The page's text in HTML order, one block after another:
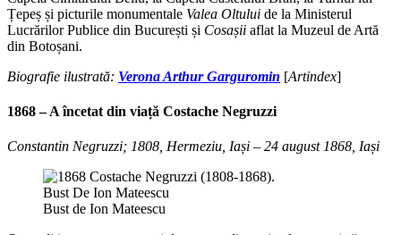
Țepeș și picturile monumentale Valea Oltului de la Ministerul
Lucrărilor Publice din București și Cosașii aflat la Muzeul de Artă
din Botoșani.
Biografie ilustrată: Verona Arthur Garguromin [Artindex]
1868 – A încetat din viață Costache Negruzzi
Constantin Negruzzi; 1808, Hermeziu, Iași – 24 august 1868, Iași
Bust de Ion Mateescu